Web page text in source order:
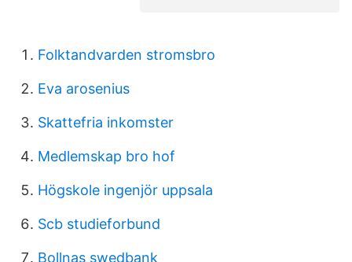
Folktandvarden stromsbro
Eva arosenius
Skattefria inkomster
Medlemskap bro hof
Högskole ingenjör uppsala
Scb studieforbund
Bollnas swedbank